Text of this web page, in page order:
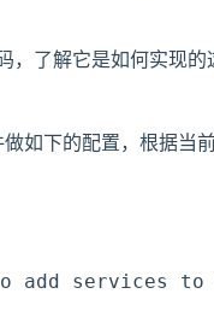
，了解它是如何实现
如下的配置，根据当
add services to